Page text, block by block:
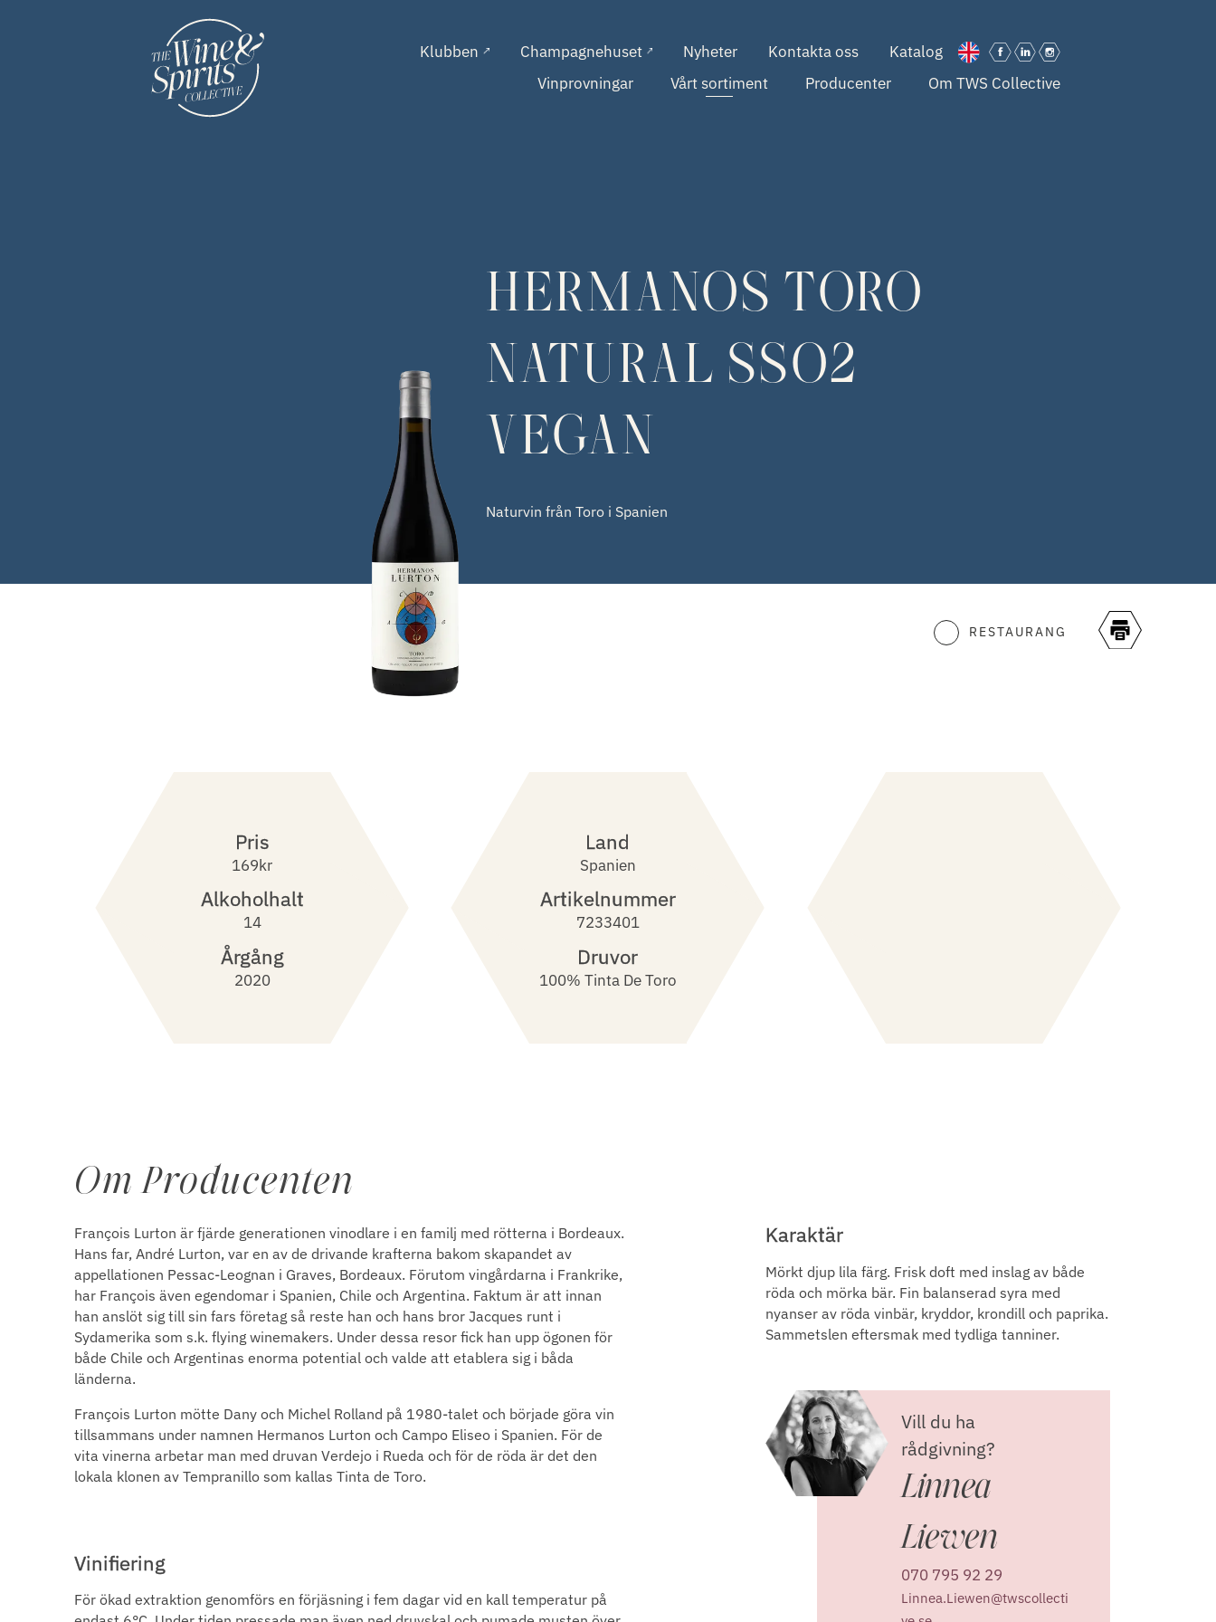
Klubben Champagnehuset Nyheter Kontakta oss
Katalog
Vinprovningar
Vårt sortiment Producenter Om TWS Collective
HERMANOS TORO
NATURAL SSO2
VEGAN
Naturvin från Toro i Spanien
RESTAURANG
Pris
169kr
Alkoholhalt
14
Årgång
2020
Land
Spanien
Artikelnummer
7233401
Druvor
100% Tinta De Toro
Om Producenten
François Lurton är fjärde generationen vinodlare i en familj med rötterna i Bordeaux.
Hans far, André Lurton, var en av de drivande krafterna bakom skapandet av
appellationen Pessac-Leognan i Graves, Bordeaux. Förutom vingårdarna i Frankrike,
har François även egendomar i Spanien, Chile och Argentina. Faktum är att innan
han anslöt sig till sin fars företag så reste han och hans bror Jacques runt i
Sydamerika som s.k. flying winemakers. Under dessa resor fick han upp ögonen för
både Chile och Argentinas enorma potential och valde att etablera sig i båda
länderna.
François Lurton mötte Dany och Michel Rolland på 1980-talet och började göra vin
tillsammans under namnen Hermanos Lurton och Campo Eliseo i Spanien. För de
vita vinerna arbetar man med druvan Verdejo i Rueda och för de röda är det den
lokala klonen av Tempranillo som kallas Tinta de Toro.
Vinifiering
För ökad extraktion genomförs en förjäsning i fem dagar vid en kall temperatur på
Karaktär
Mörkt djup lila färg. Frisk doft med inslag av både
röda och mörka bär. Fin balanserad syra med
nyanser av röda vinbär, kryddor, krondill och paprika.
Sammetslen eftersmak med tydliga tanniner.
Vill du ha
rådgivning?
Linnea
Liewen
070 795 92 29
Linnea.Liewen@twscollecti